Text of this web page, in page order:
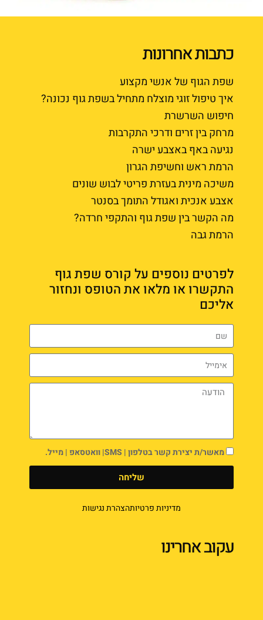
כתבות אחרונות
שפת הגוף של אנשי מקצוע
איך טיפול זוגי מוצלח מתחיל בשפת גוף נכונה?
חיפוש השרשרת
מרחק בין זרים ודרכי התקרבות
נגיעה באף באצבע ישרה
הרמת ראש וחשיפת הגרון
משיכה מינית בעזרת פריטי לבוש שונים
אצבע אנכית ואגודל התומך בסנטר
מה הקשר בין שפת גוף והתקפי חרדה?
הרמת גבה
לפרטים נוספים על קורס שפת גוף
התקשרו או מלאו את הטופס ונחזור
אליכם
מאשר/ת יצירת קשר בטלפון | SMS| וואטסאפ | מייל.
שליחה
מדיניות פרטיותהצהרת נגישות
עקוב אחרינו